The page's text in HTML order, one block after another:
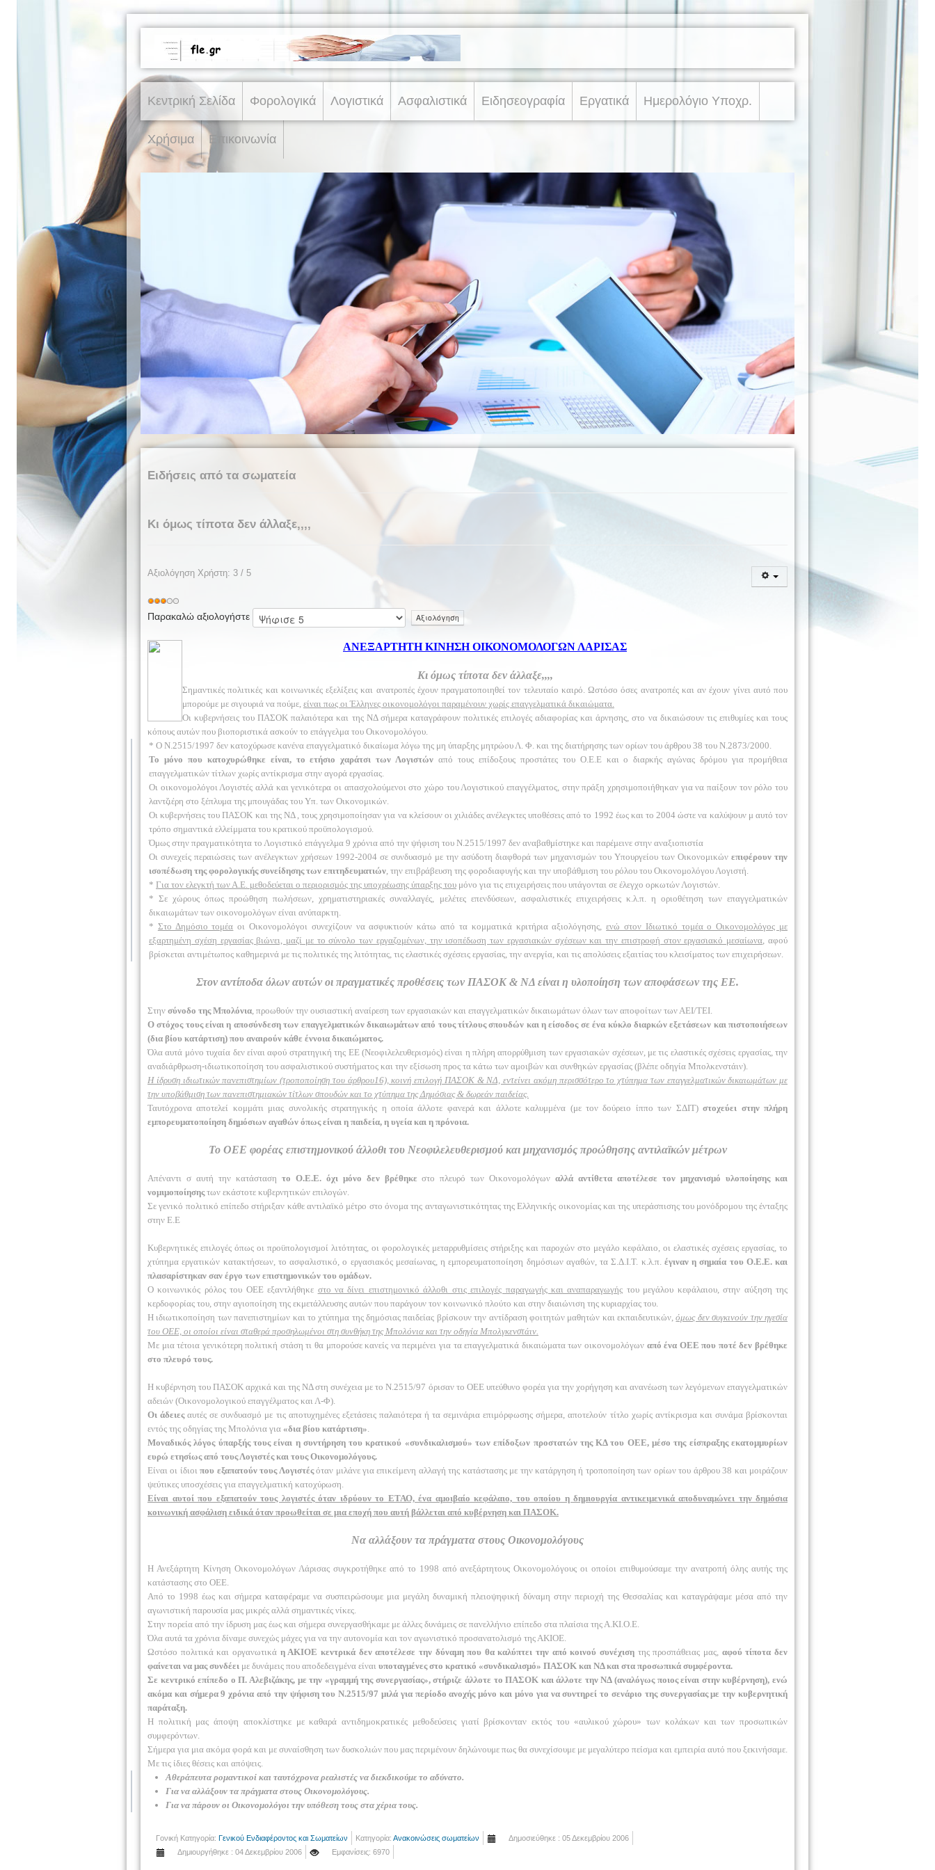
Κεντρική Σελίδα Φορολογικά Λογιστικά Ασφαλιστικά Ειδησεογραφία Εργατικά Ημερολόγιο Υποχρ.
Χρήσιμα Επικοινωνία
Ειδήσεις από τα σωματεία
Κι όμως τίποτα δεν άλλαξε,,,,
Αξιολόγηση Χρήστη: 3 / 5
Παρακαλώ αξιολογήστε
ΑΝΕΞΑΡΤΗΤΗ ΚΙΝΗΣΗ ΟΙΚΟΝΟΜΟΛΟΓΩΝ ΛΑΡΙΣΑΣ
Κι όμως τίποτα δεν άλλαξε,,,,
Σημαντικές πολιτικές και κοινωνικές εξελίξεις και ανατροπές έχουν πραγματοποιηθεί τον τελευταίο καιρό. Ωστόσο όσες ανατροπές και αν έχουν γίνει αυτό που
μπορούμε με σιγουριά να πούμε, είναι πως οι Έλληνες οικονομολόγοι παραμένουν χωρίς επαγγελματικά δικαιώματα.
Οι κυβερνήσεις του ΠΑΣΟΚ παλαιότερα και της ΝΔ σήμερα καταγράφουν πολιτικές επιλογές αδιαφορίας και άρνησης, στο να δικαιώσουν τις επιθυμίες και τους
κόπους αυτών που βιοποριστικά ασκούν το επάγγελμα του Οικονομολόγου.
* Ο Ν.2515/1997 δεν κατοχύρωσε κανένα επαγγελματικό δικαίωμα λόγω της μη ύπαρξης μητρώου Λ. Φ. και της διατήρησης των ορίων του άρθρου 38 του Ν.2873/2000.
Το μόνο που κατοχυρώθηκε είναι, το ετήσιο χαράτσι των Λογιστών από τους επίδοξους προστάτες του Ο.Ε.Ε και ο διαρκής αγώνας δρόμου για προμήθεια
επαγγελματικών τίτλων χωρίς αντίκρισμα στην αγορά εργασίας.
Οι οικονομολόγοι Λογιστές αλλά και γενικότερα οι απασχολούμενοι στο χώρο του Λογιστικού επαγγέλματος, στην πράξη χρησιμοποιήθηκαν για να παίξουν τον ρόλο του
λαντζιέρη στο ξέπλυμα της μπουγάδας του Υπ. των Οικονομικών.
Οι κυβερνήσεις του ΠΑΣΟΚ και της ΝΔ , τους χρησιμοποίησαν για να κλείσουν οι χιλιάδες ανέλεγκτες υποθέσεις από το 1992 έως και το 2004 ώστε να καλύψουν μ αυτό τον
τρόπο σημαντικά ελλείμματα του κρατικού προϋπολογισμού.
Όμως στην πραγματικότητα το Λογιστικό επάγγελμα 9 χρόνια από την ψήφιση του Ν.2515/1997 δεν αναβαθμίστηκε και παρέμεινε στην αναξιοπιστία
Οι συνεχείς περαιώσεις των ανέλεγκτων χρήσεων 1992-2004 σε συνδυασμό με την ασύδοτη διαφθορά των μηχανισμών του Υπουργείου των Οικονομικών επιφέρουν την
ισοπέδωση της φορολογικής συνείδησης των επιτηδευματιών , την επιβράβευση της φοροδιαφυγής και την υποβάθμιση του ρόλου του Οικονομολόγου Λογιστή.
* Για τον ελεγκτή των Α.Ε. μεθοδεύεται ο περιορισμός της υποχρέωσης ύπαρξης του μόνο για τις επιχειρήσεις που υπάγονται σε έλεγχο ορκωτών Λογιστών.
* Σε χώρους όπως προώθηση πωλήσεων, χρηματιστηριακές συναλλαγές, μελέτες επενδύσεων, ασφαλιστικές επιχειρήσεις κ.λ.π. η οριοθέτηση των επαγγελματικών
δικαιωμάτων των οικονομολόγων είναι ανύπαρκτη.
* Στο Δημόσιο τομέα οι Οικονομολόγοι συνεχίζουν να ασφυκτιούν κάτω από τα κομματικά κριτήρια αξιολόγησης,ενώ στον Ιδιωτικό τομέα ο Οικονομολόγος με
εξαρτημένη σχέση εργασίας βιώνει, μαζί με το σύνολο των εργαζομένων, την ισοπέδωση των εργασιακών σχέσεων και την επιστροφή στον εργασιακό μεσαίωνα , αφού
βρίσκεται αντιμέτωπος καθημερινά με τις πολιτικές της λιτότητας, τις ελαστικές σχέσεις εργασίας, την ανεργία, και τις απολύσεις εξαιτίας του κλεισίματος των επιχειρήσεων.
Στον αντίποδα όλων αυτών οι πραγματικές προθέσεις των ΠΑΣΟΚ & ΝΔ είναι η υλοποίηση των αποφάσεων της ΕΕ.
Στην σύνοδο της Μπολόνια , προωθούν την ουσιαστική αναίρεση των εργασιακών και επαγγελματικών δικαιωμάτων όλων των αποφοίτων των ΑΕΙ/ΤΕΙ.
Ο στόχος τους είναι η αποσύνδεση των επαγγελματικών δικαιωμάτων από τους τίτλους σπουδών και η είσοδος σε ένα κύκλο διαρκών εξετάσεων και πιστοποιήσεων
(δια βίου κατάρτιση) που αναιρούν κάθε έννοια δικαιώματος.
Όλα αυτά μόνο τυχαία δεν είναι αφού στρατηγική της ΕΕ (Νεοφιλελευθερισμός) είναι η πλήρη απορρύθμιση των εργασιακών σχέσεων, με τις ελαστικές σχέσεις εργασίας, την
αναδιάρθρωση-ιδιωτικοποίηση του ασφαλιστικού συστήματος και την εξίσωση προς τα κάτω των αμοιβών και συνθηκών εργασίας (βλέπε οδηγία Μπολκενστάιν).
Η ίδρυση ιδιωτικών πανεπιστημίων (τροποποίηση του άρθρου16), κοινή επιλογή ΠΑΣΟΚ & ΝΔ, εντείνει ακόμη περισσότερο το χτύπημα των επαγγελματικών δικαιωμάτων με
την υποβάθμιση των πανεπιστημιακών τίτλων σπουδών και το χτύπημα της Δημόσιας & δωρεάν παιδείας.
Ταυτόχρονα αποτελεί κομμάτι μιας συνολικής στρατηγικής η οποία άλλοτε φανερά και άλλοτε καλυμμένα (με τον δούρειο ίππο των ΣΔΙΤ)στοχεύει στην πλήρη
εμπορευματοποίηση δημόσιων αγαθών όπως είναι η παιδεία, η υγεία και η πρόνοια.
Το ΟΕΕ φορέας επιστημονικού άλλοθι του Νεοφιλελευθερισμού και μηχανισμός προώθησης αντιλαϊκών μέτρων
Απέναντι σ αυτή την κατάσταση το Ο.Ε.Ε. όχι μόνο δεν βρέθηκε στο πλευρό των Οικονομολόγωναλλά αντίθετα αποτέλεσε τον μηχανισμό υλοποίησης και
νομιμοποίησηςτων εκάστοτε κυβερνητικών επιλογών.
Σε γενικό πολιτικό επίπεδο στήριξαν κάθε αντιλαϊκό μέτρο στο όνομα της ανταγωνιστικότητας της Ελληνικής οικονομίας και της υπεράσπισης του μονόδρομου της ένταξης
στην Ε.Ε
Κυβερνητικές επιλογές όπως οι προϋπολογισμοί λιτότητας, οι φορολογικές μεταρρυθμίσεις στήριξης και παροχών στο μεγάλο κεφάλαιο, οι ελαστικές σχέσεις εργασίας, το
χτύπημα εργατικών κατακτήσεων, το ασφαλιστικό, ο εργασιακός μεσαίωνας, η εμπορευματοποίηση δημόσιων αγαθών, τα Σ.Δ.Ι.Τ. κ.λ.π. έγιναν η σημαία του Ο.Ε.Ε. και
πλασαρίστηκαν σαν έργο των επιστημονικών του ομάδων.
Ο κοινωνικός ρόλος του ΟΕΕ εξαντλήθηκε στο να δίνει επιστημονικό άλλοθι στις επιλογές παραγωγής και αναπαραγωγής του μεγάλου κεφάλαιου, στην αύξηση της
κερδοφορίας του, στην αγιοποίηση της εκμετάλλευσης αυτών που παράγουν τον κοινωνικό πλούτο και στην διαιώνιση της κυριαρχίας του.
Η ιδιωτικοποίηση των πανεπιστημίων και το χτύπημα της δημόσιας παιδείας βρίσκουν την αντίδραση φοιτητών μαθητών και εκπαιδευτικών,όμως δεν συγκινούν την ηγεσία
του ΟΕΕ, οι οποίοι είναι σταθερά προσηλωμένοι στη συνθήκη της Μπολόνια και την οδηγία Μπολγκενστάιν.
Με μια τέτοια γενικότερη πολιτική στάση τι θα μπορούσε κανείς να περιμένει για τα επαγγελματικά δικαιώματα των οικονομολόγων από ένα ΟΕΕ που ποτέ δεν βρέθηκε
στο πλευρό τους.
Η κυβέρνηση του ΠΑΣΟΚ αρχικά και της ΝΔ στη συνέχεια με το Ν.2515/97 όρισαν το ΟΕΕ υπεύθυνο φορέα για την χορήγηση και ανανέωση των λεγόμενων επαγγελματικών
αδειών (Οικονομολογικού επαγγέλματος και Λ-Φ).
Οι άδειεςαυτές σε συνδυασμό με τις αποτυχημένες εξετάσεις παλαιότερα ή τα σεμινάρια επιμόρφωσης σήμερα, αποτελούν τίτλο χωρίς αντίκρισμα και συνάμα βρίσκονται
εντός της οδηγίας της Μπολόνια για «δια βίου κατάρτιση»
Μοναδικός λόγος ύπαρξής τους είναι η συντήρηση του κρατικού «συνδικαλισμού» των επίδοξων προστατών της ΚΔ του ΟΕΕ, μέσο της είσπραξης εκατομμυρίων
ευρώ ετησίως από τους Λογιστές και τους Οικονομολόγους.
Είναι οι ίδιοιπου εξαπατούν τους Λογιστέςόταν μιλάνε για επικείμενη αλλαγή της κατάστασης με την κατάργηση ή τροποποίηση των ορίων του άρθρου 38 και μοιράζουν
ψεύτικες υποσχέσεις για επαγγελματική κατοχύρωση.
Είναι αυτοί που εξαπατούν τους λογιστές όταν ιδρύουν το ΕΤΑΟ, ένα αμοιβαίο κεφάλαιο, του οποίου η δημιουργία αντικειμενικά αποδυναμώνει την δημόσια
κοινωνική ασφάλιση ειδικά όταν προωθείται σε μια εποχή που αυτή βάλλεται από κυβέρνηση και ΠΑΣΟΚ.
Να αλλάξουν τα πράγματα στους Οικονομολόγους
Η Ανεξάρτητη Κίνηση Οικονομολόγων Λάρισας συγκροτήθηκε από το 1998 από ανεξάρτητους Οικονομολόγους οι οποίοι επιθυμούσαμε την ανατροπή όλης αυτής της
κατάστασης στο ΟΕΕ.
Από το 1998 έως και σήμερα καταφέραμε να συσπειρώσουμε μια μεγάλη δυναμική πλειοψηφική δύναμη στην περιοχή της Θεσσαλίας και καταγράψαμε μέσα από την
αγωνιστική παρουσία μας μικρές αλλά σημαντικές νίκες.
Στην πορεία από την ίδρυση μας έως και σήμερα συνεργασθήκαμε με άλλες δυνάμεις σε πανελλήνιο επίπεδο στα πλαίσια της Α.ΚΙ.Ο.Ε.
Όλα αυτά τα χρόνια δίναμε συνεχώς μάχες για να την αυτονομία και τον αγωνιστικό προσανατολισμό της ΑΚΙΟΕ.
Ωστόσο πολιτικά και οργανωτικά η ΑΚΙΟΕ κεντρικά δεν αποτέλεσε την δύναμη που θα καλύπτει την από κοινού συνέχιση της προσπάθειας μας, αφού τίποτα δεν
φαίνεται να μας συνδέει με δυνάμεις που αποδεδειγμένα είναι υποταγμένες στο κρατικό «συνδικαλισμό» ΠΑΣΟΚ και ΝΔ και στα προσωπικά συμφέροντα.
Σε κεντρικό επίπεδο ο Π. Αλεβιζάκης, με την «γραμμή της συνεργασίας», στήριζε άλλοτε το ΠΑΣΟΚ και άλλοτε την ΝΔ (αναλόγως ποιος είναι στην κυβέρνηση), ενώ
ακόμα και σήμερα 9 χρόνια από την ψήφιση του Ν.2515/97 μιλά για περίοδο ανοχής μόνο και μόνο για να συντηρεί το σενάριο της συνεργασίας με την κυβερνητική
παράταξη.
Η πολιτική μας άποψη αποκλίστηκε με καθαρά αντιδημοκρατικές μεθοδεύσεις γιατί βρίσκονταν εκτός του «αυλικού χώρου» των κολάκων και των προσωπικών
συμφερόντων.
Σήμερα για μια ακόμα φορά και με συναίσθηση των δυσκολιών που μας περιμένουν δηλώνουμε πως θα συνεχίσουμε με μεγαλύτερο πείσμα και εμπειρία αυτό που ξεκινήσαμε.
Με τις ίδιες θέσεις και απόψεις.
Αθεράπευτα ρομαντικοί και ταυτόχρονα ρεαλιστές να διεκδικούμε το αδύνατο.
Για να αλλάξουν τα πράγματα στους Οικονομολόγους.
Για να πάρουν οι Οικονομολόγοι την υπόθεση τους στα χέρια τους.
Γονική Κατηγορία: Γενικού Ενδιαφέροντος και Σωματείων Κατηγορία: Ανακοινώσεις σωματείων
Δημοσιεύθηκε : 05 Δεκεμβρίου 2006
Δημιουργήθηκε : 04 Δεκεμβρίου 2006
Εμφανίσεις: 6970